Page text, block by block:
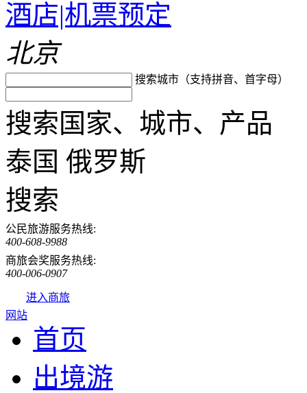
北京
搜索城市（支持拼音、首字母）
搜索国家、城市、产品
泰国 俄罗斯
搜索
公民旅游服务热线:
400-608-9988
商旅会奖服务热线:
400-006-0907
进入商旅
网站
首页
出境游